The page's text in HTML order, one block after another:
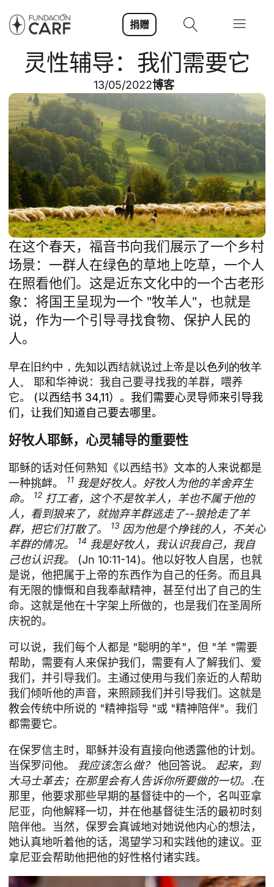
捐赠
灵性辅导：我们需要它
13/05/2022博客
在这个春天，福音书向我们展示了一个乡村
场景：一群人在绿色的草地上吃草，一个人
在照看他们。这是近东文化中的一个古老形
象：将国王呈现为一个 "牧羊人"，也就是
说，作为一个引导寻找食物、保护人民的
人。
早在旧约中，先知以西结就说过上帝是以色列的牧羊
人。 耶和华神说：我自己要寻找我的羊群，喂养
它。 (以西结书 34,11）。我们需要心灵导师来引导我
们，让我们知道自己要去哪里。
好牧人耶稣，心灵辅导的重要性
耶稣的话对任何熟知《以西结书》文本的人来说都是
一种挑衅。
11 我是好牧人。好牧人为他的羊舍弃生
命。
12 打工者，这个不是牧羊人，羊也不属于他的
人，看到狼来了，就抛弃羊群逃走了--狼抢走了羊
群，把它们打散了。
13 因为他是个挣钱的人，不关心
羊群的情况。
14 我是好牧人，我认识我自己，我自
己也认识我。 (Jn 10:11-14)。他以好牧人自居，也就
是说，他把属于上帝的东西作为自己的任务。而且具
有无限的慷慨和自我奉献精神，甚至付出了自己的生
命。这就是他在十字架上所做的，也是我们在圣周所
庆祝的。
可以说，我们每个人都是 "聪明的羊"，但 "羊 "需要
帮助，需要有人来保护我们，需要有人了解我们、爱
我们，并引导我们。主通过使用与我们亲近的人帮助
我们倾听他的声音，来照顾我们并引导我们。这就是
教会传统中所说的 "精神指导 "或 "精神陪伴"。我们
都需要它。
在保罗信主时，耶稣并没有直接向他透露他的计划。
当保罗问他。 我应该怎么做？ 他回答说。 起来，到
大马士革去；在那里会有人告诉你所要做的一切。 .在
那里，他要求那些早期的基督徒中的一个，名叫亚拿
尼亚，向他解释一切，并在他基督徒生活的最初时刻
陪伴他。当然，保罗会真诚地对她说他内心的想法，
她认真地听着他的话，渴望学习和实践他的建议。亚
拿尼亚会帮助他把他的好性格付诸实践。